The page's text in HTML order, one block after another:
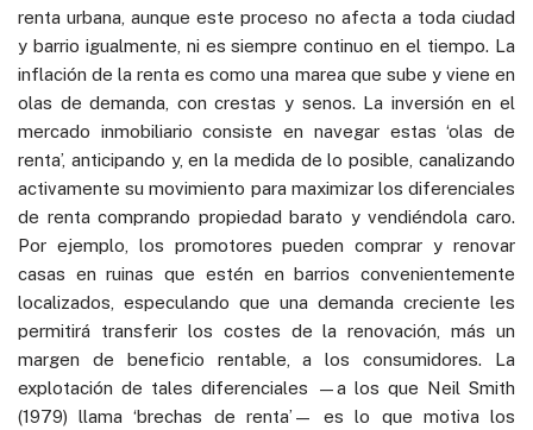
renta urbana, aunque este proceso no afecta a toda ciudad
y barrio igualmente, ni es siempre continuo en el tiempo. La
inflación de la renta es como una marea que sube y viene en
olas de demanda, con crestas y senos. La inversión en el
mercado inmobiliario consiste en navegar estas ‘olas de
renta’, anticipando y, en la medida de lo posible, canalizando
activamente su movimiento para maximizar los diferenciales
de renta comprando propiedad barato y vendiéndola caro.
Por ejemplo, los promotores pueden comprar y renovar
casas en ruinas que estén en barrios convenientemente
localizados, especulando que una demanda creciente les
permitirá transferir los costes de la renovación, más un
margen de beneficio rentable, a los consumidores. La
explotación de tales diferenciales —a los que Neil Smith
(1979) llama ‘brechas de renta’— es lo que motiva los